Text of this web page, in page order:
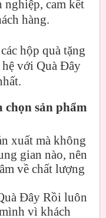
nghiệp, cam kết
hàng.
hộp quà tặng
với Quà Đây
sản phẩm
xuất mà không
gian nào, nên
về chất lượng
Đây Rồi luôn
vì khách